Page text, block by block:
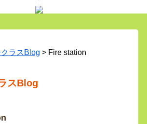
ラスBlog > Fire station
スBlog